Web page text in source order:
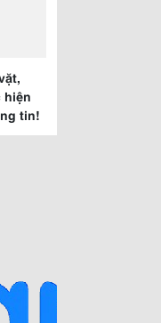
hiện
tin!